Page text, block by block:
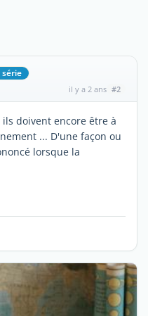
série
il y a 2 ans #2
ils doivent encore être à
... D'une façon ou
lorsque la